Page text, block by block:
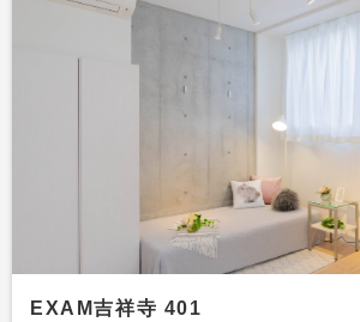
EXAM吉祥寺 401